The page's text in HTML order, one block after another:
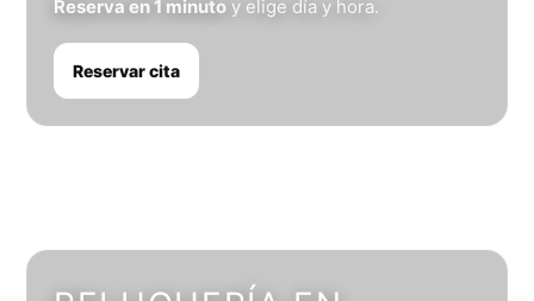
Reserva en 1 minuto y elige día y hora.
Reservar cita